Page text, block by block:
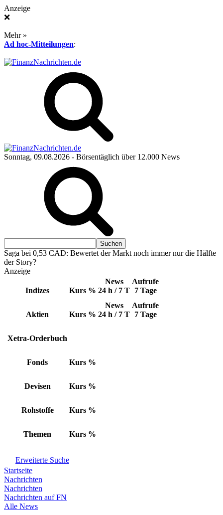
Anzeige
❌
Mehr »
Ad hoc-Mitteilungen:
Sonntag, 09.08.2026 - Börsentäglich über 12.000 News
Saga bei 0,53 CAD: Bewertet der Markt noch immer nur die Hälfte
der Story?
Anzeige
Indizes Kurs %
News
24 h / 7 T
Aufrufe
7 Tage
Aktien Kurs %
News
24 h / 7 T
Aufrufe
7 Tage
Xetra-Orderbuch
Fonds Kurs %
Devisen Kurs %
Rohstoffe Kurs %
Themen Kurs %
Erweiterte Suche
Startseite
Nachrichten
Nachrichten
Nachrichten auf FN
Alle News